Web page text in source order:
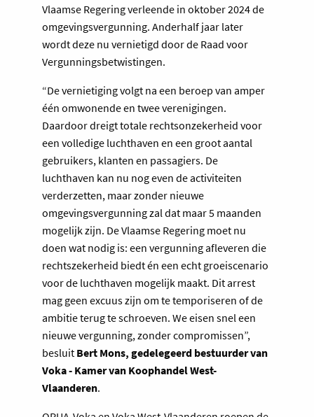
Vlaamse Regering verleende in oktober 2024 de
omgevingsvergunning. Anderhalf jaar later
wordt deze nu vernietigd door de Raad voor
Vergunningsbetwistingen.
“De vernietiging volgt na een beroep van amper
één omwonende en twee verenigingen.
Daardoor dreigt totale rechtsonzekerheid voor
een volledige luchthaven en een groot aantal
gebruikers, klanten en passagiers. De
luchthaven kan nu nog even de activiteiten
verderzetten, maar zonder nieuwe
omgevingsvergunning zal dat maar 5 maanden
mogelijk zijn. De Vlaamse Regering moet nu
doen wat nodig is: een vergunning afleveren die
rechtszekerheid biedt én een echt groeiscenario
voor de luchthaven mogelijk maakt. Dit arrest
mag geen excuus zijn om te temporiseren of de
ambitie terug te schroeven. We eisen snel een
nieuwe vergunning, zonder compromissen”,
besluit Bert Mons, gedelegeerd bestuurder van
Voka - Kamer van Koophandel West-
Vlaanderen.